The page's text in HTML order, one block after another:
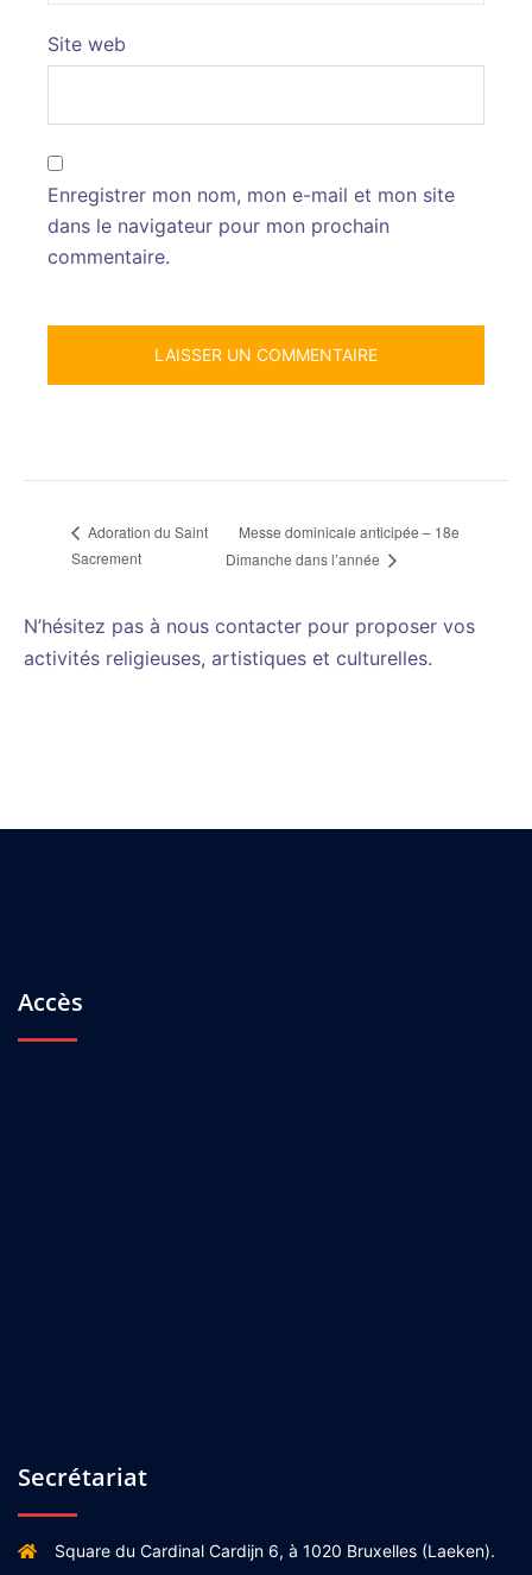
Site web
Enregistrer mon nom, mon e-mail et mon site
dans le navigateur pour mon prochain
commentaire.
Adoration du Saint
Sacrement
Messe dominicale anticipée – 18e
Dimanche dans l’année
N’hésitez pas à nous contacter pour proposer vos
activités religieuses, artistiques et culturelles.
Accès
Secrétariat
Square du Cardinal Cardijn 6, à 1020 Bruxelles (Laeken).